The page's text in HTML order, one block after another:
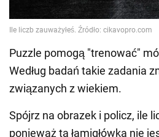
Puzzle pomogą "trenować"
Według badań takie zadania
związanych z wiekiem.
Spójrz na obrazek i policz, ile
ponieważ ta łamigłówka nie